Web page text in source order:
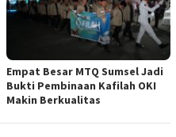
Empat Besar MTQ Sumsel Jadi
Bukti Pembinaan Kafilah OKI
Makin Berkualitas